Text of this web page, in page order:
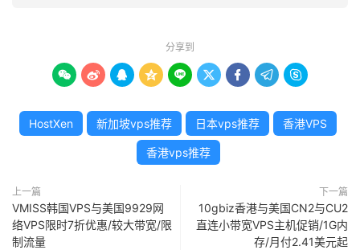
分享到
        
HostXen 新加坡vps推荐 日本vps推荐 香港VPS
香港vps推荐
上一篇
VMISS韩国VPS与美国9929网
络VPS限时7折优惠/较大带宽/限
制流量
下一篇
10gbiz香港与美国CN2与CU2
直连小带宽VPS主机促销/1G内
存/月付2.41美元起